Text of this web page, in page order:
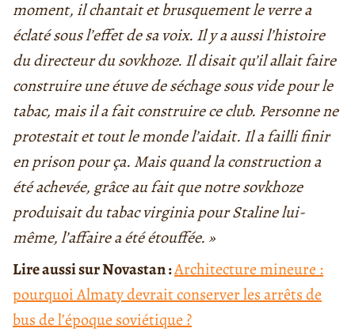
moment, il chantait et brusquement le verre a
éclaté sous l’effet de sa voix. Il y a aussi l’histoire
du directeur du sovkhoze. Ildisait qu’il allait faire
construire une étuve de séchage sous vide pour le
tabac, mais il a fait construire ce club. Personne ne
protestait et tout le monde l’aidait. Il a failli finir
en prison pour ça. Mais quand la construction a
été achevée, grâce au fait que notre sovkhoze
produisait du tabac virginia pour Staline lui-
même, l’affaire a été étouffée. »
Lire aussi sur Novastan :Architecture mineure :
pourquoi Almaty devrait conserver les arrêts de
bus de l’époque soviétique ?